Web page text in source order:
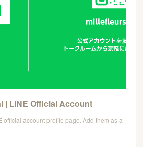
| LINE Official Account
official account profile page. Add them as a